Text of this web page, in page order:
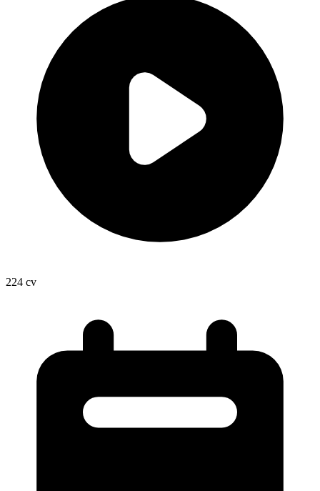
224 cv